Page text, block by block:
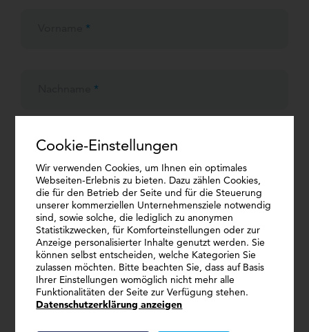
*
*
E-Mail*
Ihre Nachricht*
Cookie-Einstellungen
Wir verwenden Cookies, um Ihnen ein optimales
Webseiten-Erlebnis zu bieten. Dazu zählen Cookies,
die für den Betrieb der Seite und für die Steuerung
unserer kommerziellen Unternehmensziele notwendig
sind, sowie solche, die lediglich zu anonymen
Statistikzwecken, für Komforteinstellungen oder zur
Anzeige personalisierter Inhalte genutzt werden. Sie
können selbst entscheiden, welche Kategorien Sie
zulassen möchten. Bitte beachten Sie, dass auf Basis
Ihrer Einstellungen womöglich nicht mehr alle
Funktionalitäten der Seite zur Verfügung stehen.
Datenschutzerklärung anzeigen